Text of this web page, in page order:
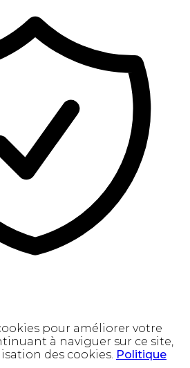
pour améliorer votre
à naviguer sur ce site,
des cookies. Politique